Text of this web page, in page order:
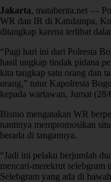
Jakarta, mataberita.net —
WR dan IR di Katulampa,
ditangkap karena terlibat
“Pagi hari ini dari Polresta
hasil ungkap tindak pidana
kita tangkap satu orang dan
orang,” tutur Kapolresta
kepada wartawan, Jumat
Bismo mengatakan WR
nantinya mempromosikan
berada di tangannya.
“Jadi ini pelaku berjumlah
mencari-merekrut selebgram
Selebgram yang ada di